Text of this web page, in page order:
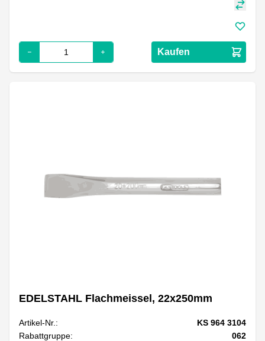
Kaufen
EDELSTAHL Flachmeissel, 22x250mm
Artikel-Nr.:
KS 964 3104
Rabattgruppe:
062